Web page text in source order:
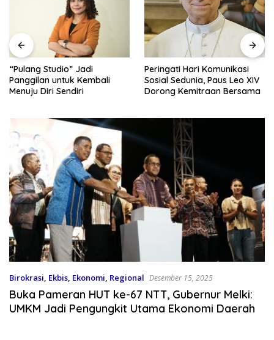
“Pulang Studio” Jadi
Panggilan untuk Kembali
Menuju Diri Sendiri
Peringati Hari Komunikasi
Sosial Sedunia, Paus Leo XIV
Dorong Kemitraan Bersama
Birokrasi, Ekbis, Ekonomi, Regional Desember 15, 2025
Buka Pameran HUT ke-67 NTT, Gubernur Melki:
UMKM Jadi Pengungkit Utama Ekonomi Daerah